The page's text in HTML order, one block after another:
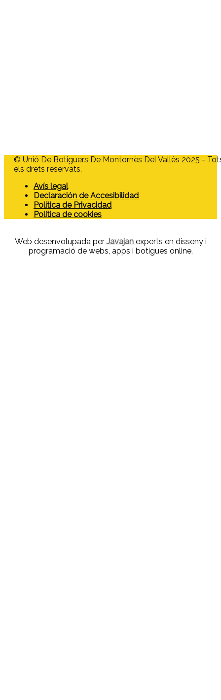
© Unió De Botiguers De Montornès Del Vallès 2025 -
els drets reservats.
Avís legal
Declaración de Accesibilidad
Política de Privacidad
Política de cookies
Web desenvolupada per Javajan experts en disseny i
programació de webs, apps i botigues online.